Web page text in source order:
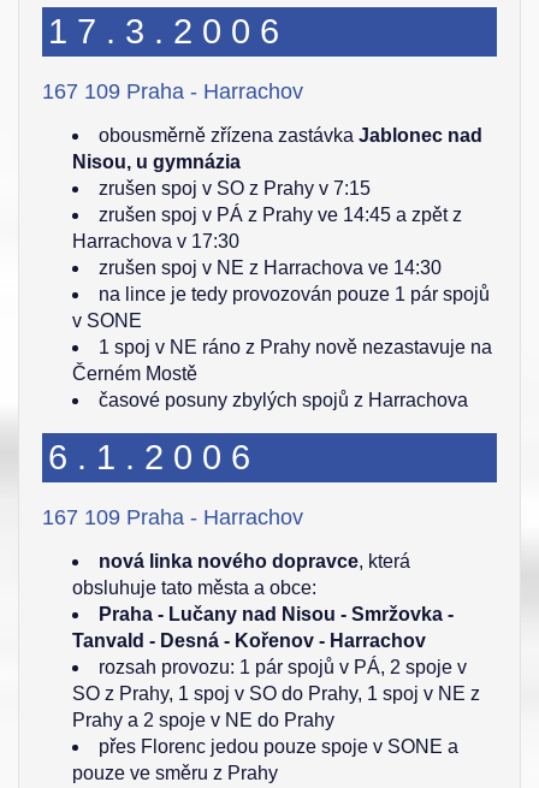
17.3.2006
167 109 Praha - Harrachov
obousměrně zřízena zastávka Jablonec nad
Nisou, u gymnázia
zrušen spoj v SO z Prahy v 7:15
zrušen spoj v PÁ z Prahy ve 14:45 a zpět z
Harrachova v 17:30
zrušen spoj v NE z Harrachova ve 14:30
na lince je tedy provozován pouze 1 pár spojů
v SONE
1 spoj v NE ráno z Prahy nově nezastavuje na
Černém Mostě
časové posuny zbylých spojů z Harrachova
6.1.2006
167 109 Praha - Harrachov
nová linka nového dopravce, která
obsluhuje tato města a obce:
Praha - Lučany nad Nisou - Smržovka -
Tanvald - Desná - Kořenov - Harrachov
rozsah provozu: 1 pár spojů v PÁ, 2 spoje v
SO z Prahy, 1 spoj v SO do Prahy, 1 spoj v NE z
Prahy a 2 spoje v NE do Prahy
přes Florenc jedou pouze spoje v SONE a
pouze ve směru z Prahy